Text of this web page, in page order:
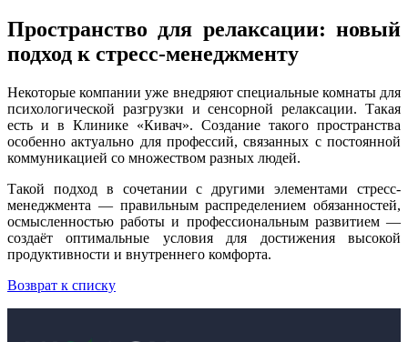
Пространство для релаксации: новый
подход к стресс-менеджменту
Некоторые компании уже внедряют специальные комнаты для
психологической разгрузки и сенсорной релаксации. Такая
есть и в Клинике «Кивач». Создание такого пространства
особенно актуально для профессий, связанных с постоянной
коммуникацией со множеством разных людей.
Такой подход в сочетании с другими элементами стресс-
менеджмента — правильным распределением обязанностей,
осмысленностью работы и профессиональным развитием —
создаёт оптимальные условия для достижения высокой
продуктивности и внутреннего комфорта.
Возврат к списку